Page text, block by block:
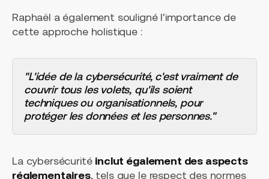
Raphaël a également souligné l'importance de
cette approche holistique :
"L'idée de la cybersécurité, c'est vraiment de
couvrir tous les volets, qu'ils soient
techniques ou organisationnels, pour
protéger les données et les personnes."
La cybersécurité inclut également des aspects
réglementaires, tels que le respect des normes